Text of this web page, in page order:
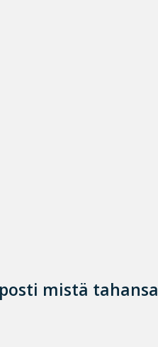
mistä tahansa